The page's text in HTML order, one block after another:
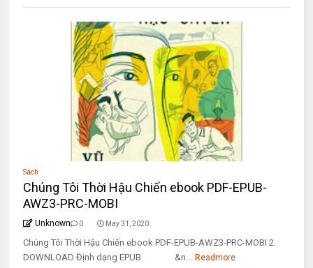
Sách
Chúng Tôi Thời Hậu Chiến ebook PDF-EPUB-
AWZ3-PRC-MOBI
Unknown 0 May 31, 2020
Chúng Tôi Thời Hậu Chiến ebook PDF-EPUB-AWZ3-PRC-MOBI 2.
DOWNLOAD Định dạng EPUB &n... Readmore